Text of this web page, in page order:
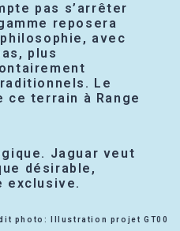
pas s’arrêter
reposera
avec
plus
Le
terrain à Range
Jaguar veut
désirable,
exclusive.
photo: Illustration projet GT00